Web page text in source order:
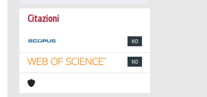
Citazioni
ND
ND